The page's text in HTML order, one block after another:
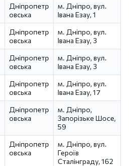
Дніпропетр
овська
м. Дніпро, вул.
Івана Езау, 1
Дніпропетр
овська
м. Дніпро, вул.
Івана Езау, 3
Дніпропетр
овська
м. Дніпро, вул.
Івана Езау, 3
Дніпропетр
овська
м. Дніпро, вул.
Івана Езау, 17
Дніпропетр
овська
м. Дніпро,
Запорізьке Шосе,
59
Дніпропетр
овська
м. Дніпро, вул.
Героїв
Сталінграду, 162